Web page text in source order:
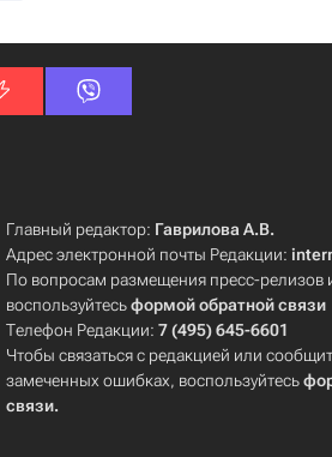
Главный редактор: Гаврилова А.В.
Адрес электронной почты Редакции:
По вопросам размещения пресс-релизов
воспользуйтесьформой обратной связи
Телефон Редакции:7 (495) 645-6601
Чтобы связаться с редакцией или
замеченных ошибках, воспользуйтесь
связи.